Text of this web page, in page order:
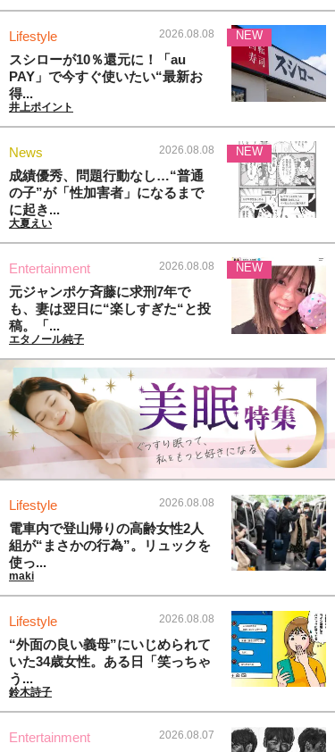
Lifestyle 2026.08.08
スシローが10％還元に！「au
PAY」で今すぐ使いたい“最新お
得...
井上ポイント
NEW
News 2026.08.08
成績優秀、問題行動なし…“普通
の子”が「性加害者」になるまで
に起き...
大夏えい
NEW
Entertainment 2026.08.08
元ジャンポケ斉藤に求刑7年で
も、妻は翌日に“楽しすぎた“と投
稿。「...
エタノール純子
NEW
Lifestyle 2026.08.08
電車内で登山帰りの高齢女性2人
組が“まさかの行為”。リュックを
使っ...
maki
Lifestyle 2026.08.08
“外面の良い義母”にいじめられて
いた34歳女性。ある日「笑っちゃ
う...
鈴木詩子
Entertainment 2026.08.07